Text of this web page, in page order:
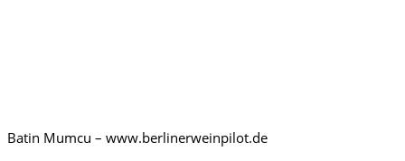
Batin Mumcu – www.berlinerweinpilot.de